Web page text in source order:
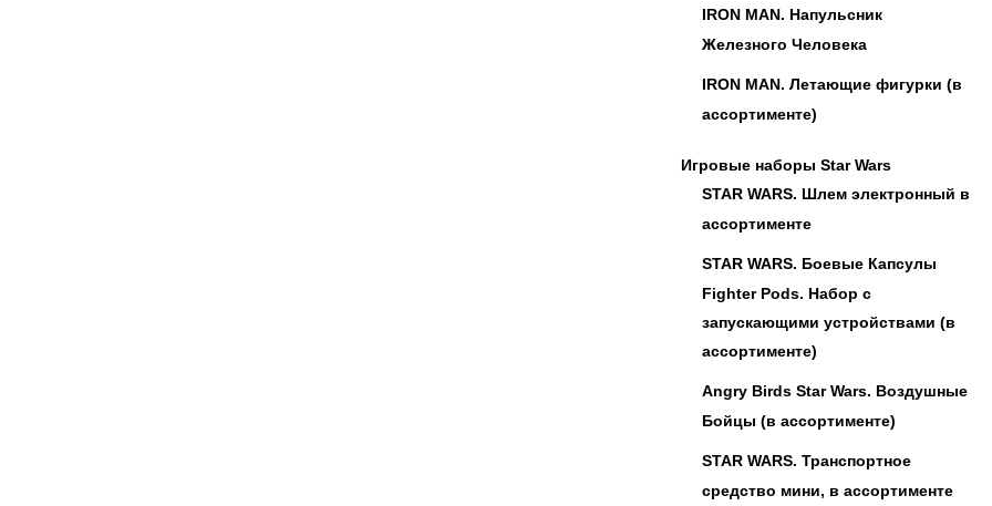
IRON MAN. Напульсник
Железного Человека
IRON MAN. Летающие фигурки (в
ассортименте)
Игровые наборы Star Wars
STAR WARS. Шлем электронный в
ассортименте
STAR WARS. Боевые Капсулы
Fighter Pods. Набор с
запускающими устройствами (в
ассортименте)
Angry Birds Star Wars. Воздушные
Бойцы (в ассортименте)
STAR WARS. Транспортное
средство мини, в ассортименте